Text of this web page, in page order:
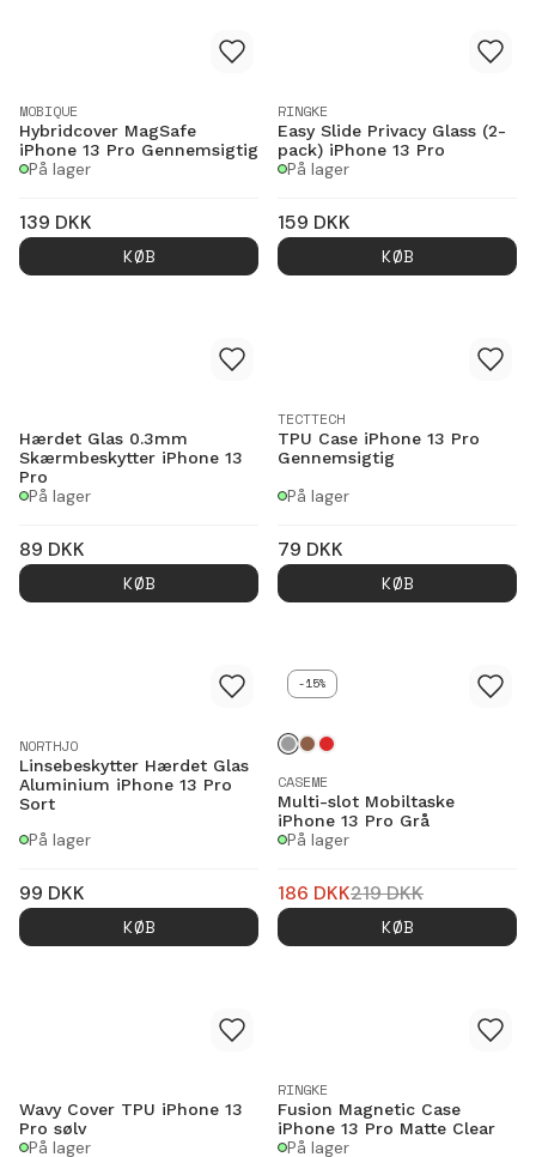
MOBIQUE
Hybridcover MagSafe
iPhone 13 Pro Gennemsigtig
På lager
139 DKK
KØB
RINGKE
Easy Slide Privacy Glass (2-
pack) iPhone 13 Pro
På lager
159 DKK
KØB
Hærdet Glas 0.3mm
Skærmbeskytter iPhone 13
Pro
På lager
89 DKK
KØB
TECTTECH
TPU Case iPhone 13 Pro
Gennemsigtig
På lager
79 DKK
KØB
NORTHJO
Linsebeskytter Hærdet Glas
Aluminium iPhone 13 Pro
Sort
På lager
99 DKK
KØB
-15%
CASEME
Multi-slot Mobiltaske
iPhone 13 Pro Grå
På lager
186 DKK219DKK
KØB
Wavy Cover TPU iPhone 13
Pro sølv
På lager
RINGKE
Fusion Magnetic Case
iPhone 13 Pro Matte Clear
På lager